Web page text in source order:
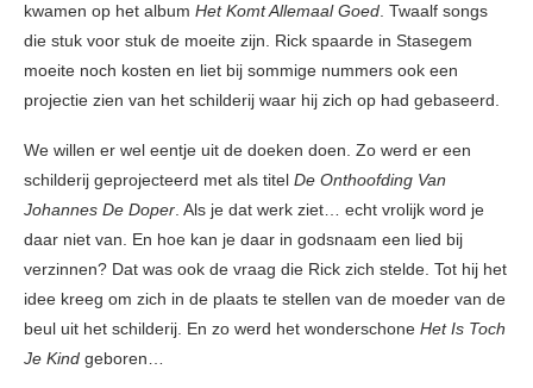
kwamen op het album Het Komt Allemaal Goed. Twaalf songs
die stuk voor stuk de moeite zijn. Rick spaarde in Stasegem
moeite noch kosten en liet bij sommige nummers ook een
projectie zien van het schilderij waar hij zich op had gebaseerd.
We willen er wel eentje uit de doeken doen. Zo werd er een
schilderij geprojecteerd met als titel De Onthoofding Van
Johannes De Doper. Als je dat werk ziet… echt vrolijk word je
daar niet van. En hoe kan je daar in godsnaam een lied bij
verzinnen? Dat was ook de vraag die Rick zich stelde. Tot hij het
idee kreeg om zich in de plaats te stellen van de moeder van de
beul uit het schilderij. En zo werd het wonderschone Het Is Toch
Je Kind geboren…